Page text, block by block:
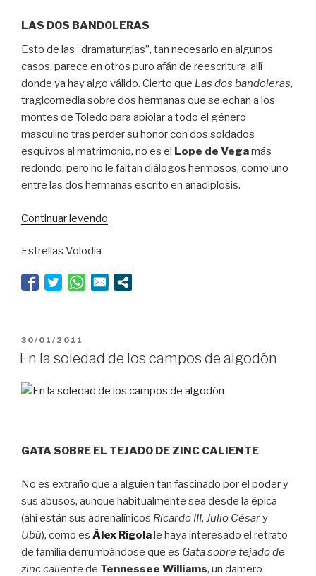
LAS DOS BANDOLERAS
Esto de las “dramaturgias”, tan necesario en algunos
casos, parece en otros puro afán de reescritura allí
donde ya hay algo válido. Cierto que Las dos bandoleras,
tragicomedia sobre dos hermanas que se echan a los
montes de Toledo para apiolar a todo el género
masculino tras perder su honor con dos soldados
esquivos al matrimonio, no es el Lope de Vegamás
redondo, pero no le faltan diálogos hermosos, como uno
entre las dos hermanas escrito en anadiplosis.
Continuar leyendo
Estrellas Volodia
PUBLICADO
EL
30/01/2011
En la soledad de los campos de algodón
GATA SOBRE EL TEJADO DE ZINC CALIENTE
No es extraño que a alguien tan fascinado por el poder y
sus abusos, aunque habitualmente sea desde la épica
(ahí están sus adrenalínicos Ricardo III, Julio Césary
Ubú), como es Àlex Rigolale haya interesado el retrato
de familia derrumbándose que es Gata sobre tejado de
zinc caliente de Tennessee Williams, un damero